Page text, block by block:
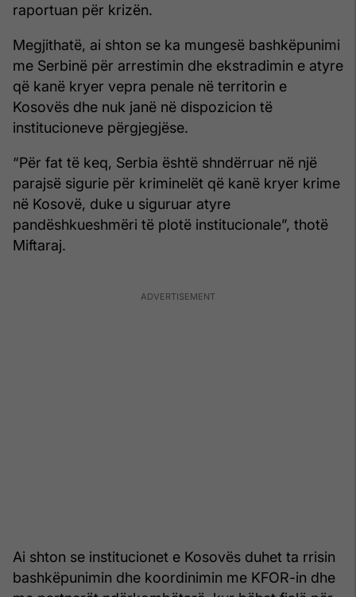
raportuan për krizën.
Megjithatë, ai shton se ka mungesë bashkëpunimi
me Serbinë për arrestimin dhe ekstradimin e atyre
që kanë kryer vepra penale në territorin e
Kosovës dhe nuk janë në dispozicion të
institucioneve përgjegjëse.
“Për fat të keq, Serbia është shndërruar në një
parajsë sigurie për kriminelët që kanë kryer krime
në Kosovë, duke u siguruar atyre
pandëshkueshmëri të plotë institucionale”, thotë
Miftaraj.
Ai shton se institucionet e Kosovës duhet ta rrisin
bashkëpunimin dhe koordinimin me KFOR-in dhe